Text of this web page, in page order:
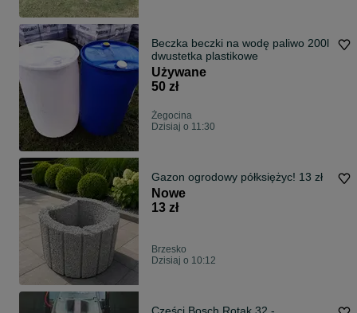
Beczka beczki na wodę paliwo 200l
dwustetka plastikowe
Używane
50 zł
Żegocina
Dzisiaj o 11:30
Gazon ogrodowy półksiężyc! 13 zł
Nowe
13 zł
Brzesko
Dzisiaj o 10:12